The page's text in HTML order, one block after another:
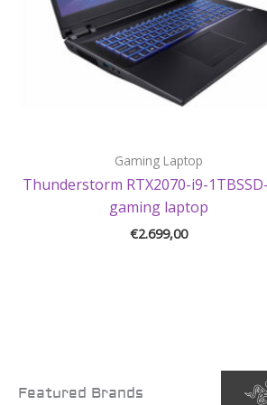
Gaming Laptop
Thunderstorm RTX2070-i9-
gaming laptop
€2.699,00
Featured Brands